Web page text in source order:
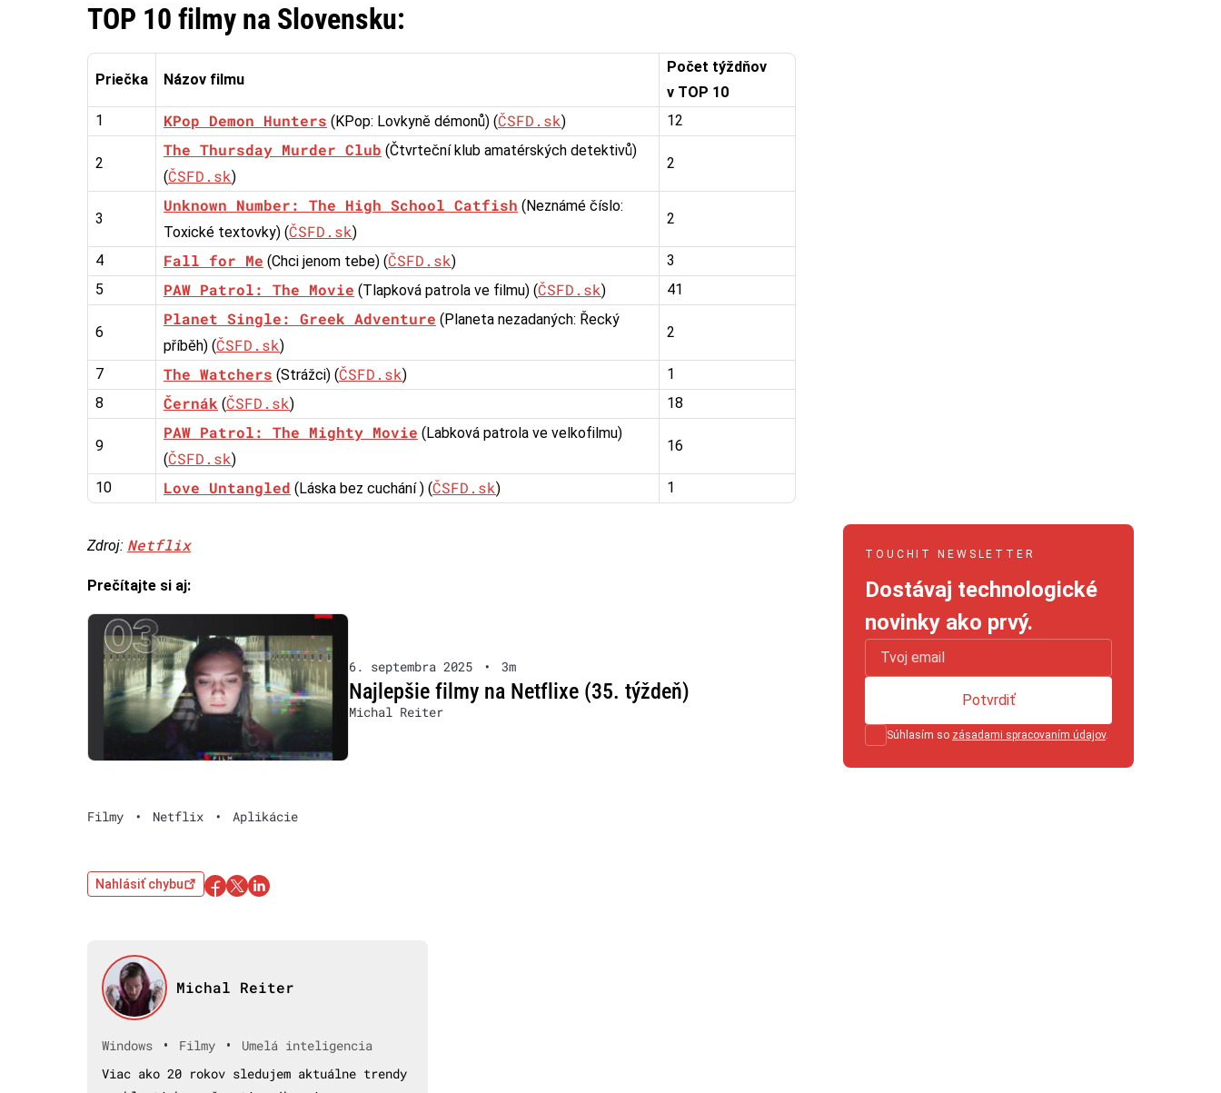
TOP 10 filmy na Slovensku:
Priečka Názov filmu
Počet týždňov
v TOP 10
1
KPop Demon Hunters (KPop: Lovkyně démonů) (ČSFD.sk) 12
2
The Thursday Murder Club (Čtvrteční klub amatérských detektivů)
(ČSFD.sk)
2
3
Unknown Number: The High School Catfish (Neznámé číslo:
Toxické textovky) (ČSFD.sk)
2
4 Fall for Me (Chci jenom tebe) (ČSFD.sk)
3
5
PAW Patrol: The Movie (Tlapková patrola ve filmu) (ČSFD.sk) 41
6
Planet Single: Greek Adventure (Planeta nezadaných: Řecký
příběh) (ČSFD.sk)
2
7 The Watchers (Strážci) (ČSFD.sk)
1
8
Černák (ČSFD.sk) 18
9
PAW Patrol: The Mighty Movie (Labková patrola ve velkofilmu)
(ČSFD.sk)
16
10 Love Untangled (Láska bez cuchání ) (ČSFD.sk) 1
Zdroj: Netflix
Prečítajte si aj:
6. septembra 2025 • 3m
Najlepšie filmy na Netflixe (35. týždeň)
Michal Reiter
Filmy • Netflix • Aplikácie
Nahlásiť chybu
Michal Reiter
Windows • Filmy •
Umelá inteligencia
Viac ako 20 rokov sledujem aktuálne trendy
TOUCHIT NEWSLETTER
Dostávaj technologické
novinky ako prvý.
Súhlasím so zásadami spracovaním údajov.
Potvrdiť